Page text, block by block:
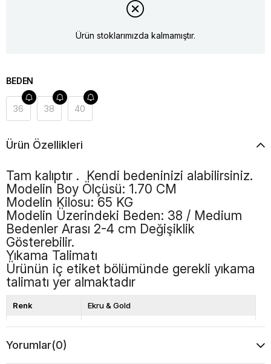
Ürün stoklarımızda kalmamıştır.
BEDEN
36 38 40
Ürün Özellikleri
Tam kalıptır . Kendi bedeninizi alabilirsiniz.
Modelin Boy Ölçüsü: 1.70 CM
Modelin Kilosu: 65 KG
Modelin Üzerindeki Beden: 38 / Medium
Bedenler Arası 2-4 cm Değişiklik
Gösterebilir.
Yıkama Talimatı
Ürünün iç etiket bölümünde gerekli yıkama
talimatı yer almaktadır
Renk Ekru & Gold
Boy Kısa
Desen
Yorumlar(0)